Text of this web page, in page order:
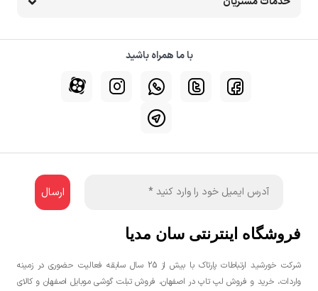
با ما همراه باشید
فروشگاه اینترنتی سان مدیا
شرکت خورشید ارتباطات پارتاک با بیش از 25 سال سابقه فعالیت حضوری در زمینه
واردات، خرید و فروش لپ تاپ در اصفهان، فروش تبلت گوشی موبایل اصفهان و کالای